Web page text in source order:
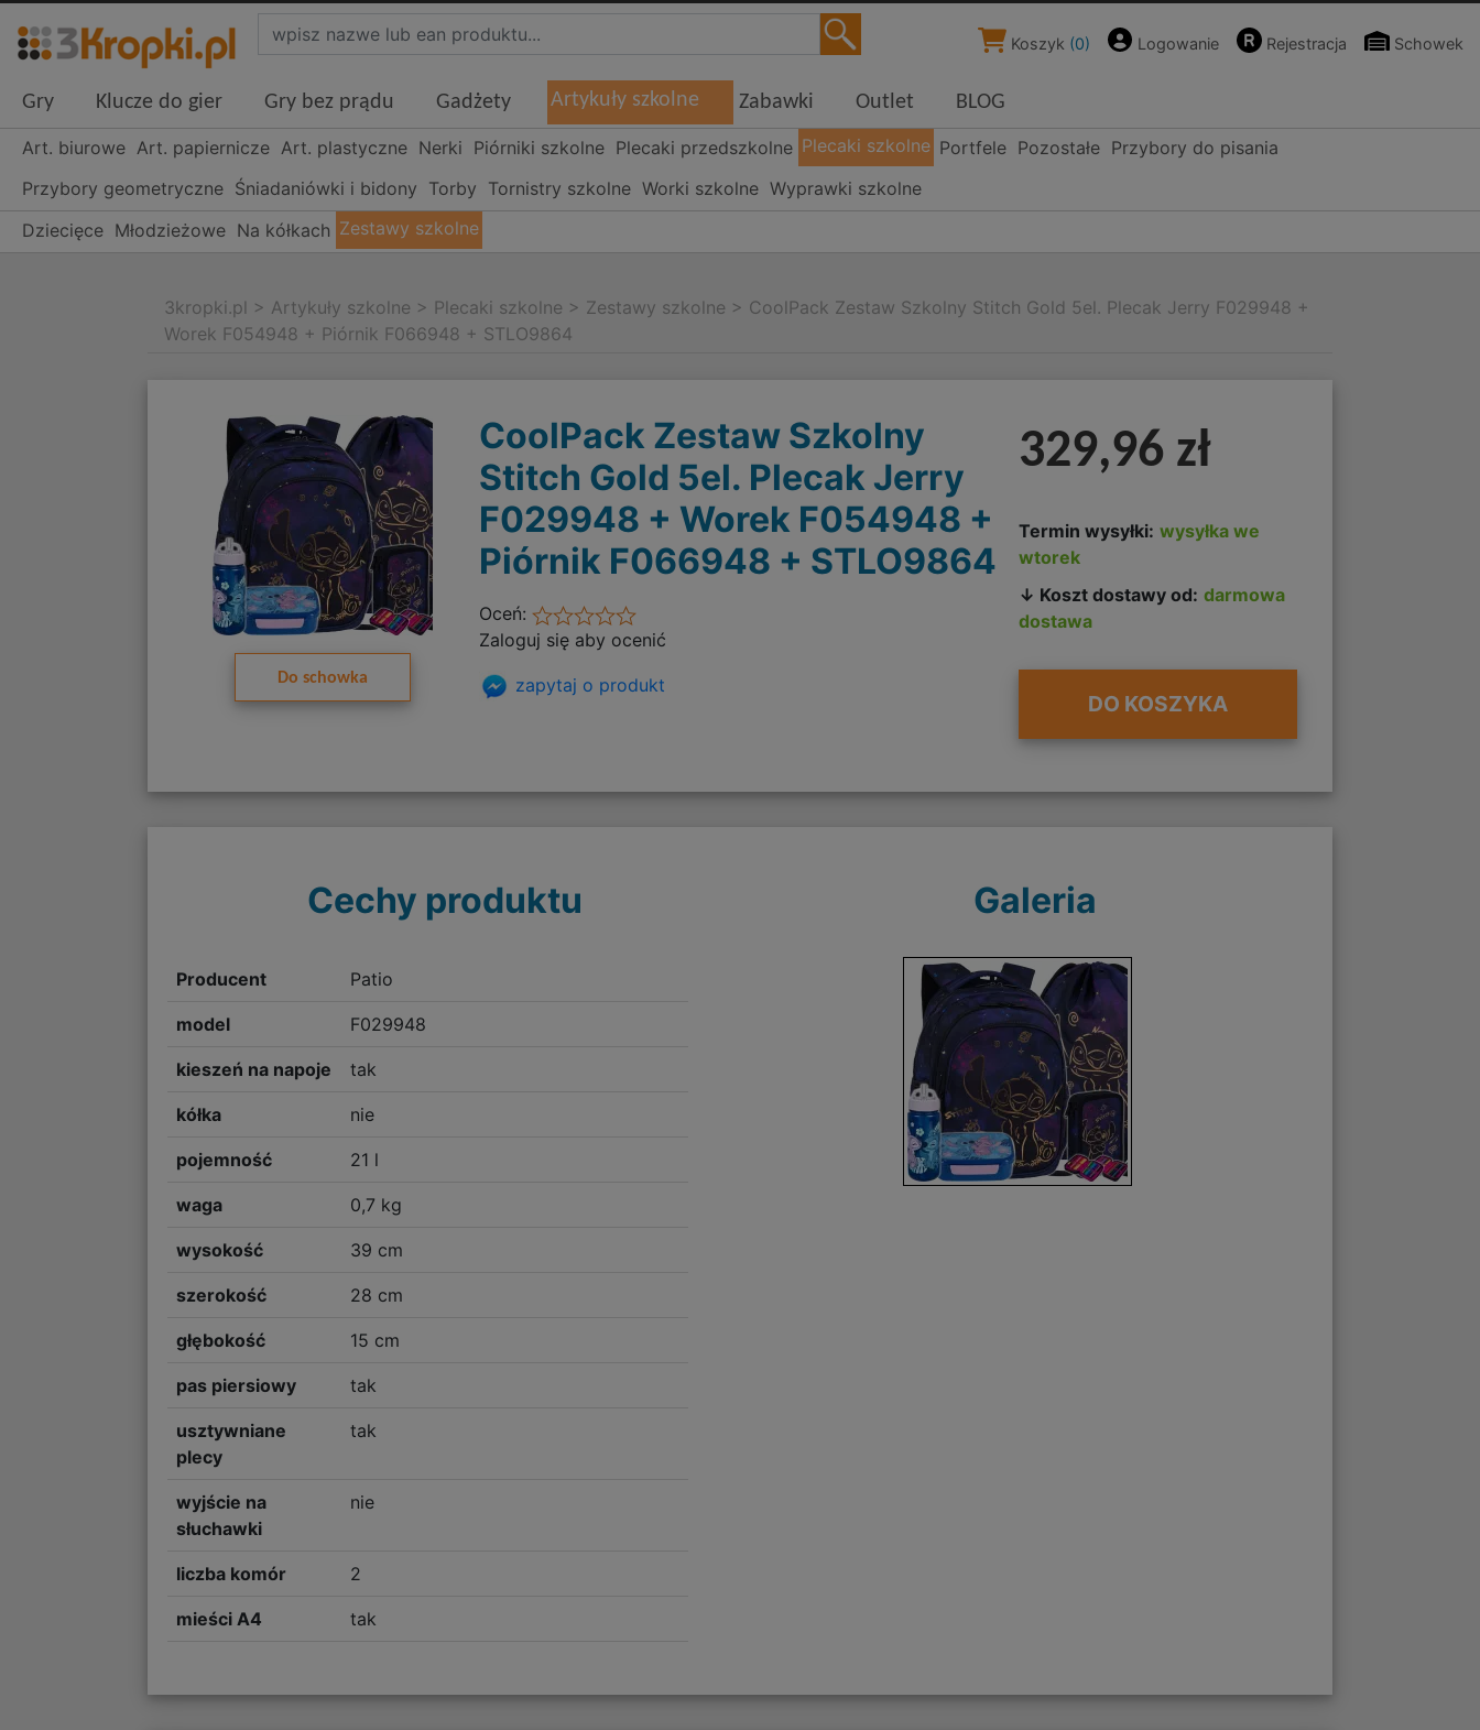
Koszyk (0) Logowanie Rejestracja Schowek
Gry Klucze do gier Gry bez prądu Gadżety Artykuły szkolne Zabawki Outlet BLOG
Art. biurowe Art. papiernicze Art. plastyczne Nerki Piórniki szkolne Plecaki przedszkolne Plecaki szkolne Portfele Pozostałe Przybory do pisania
Przybory geometryczne Śniadaniówki i bidony Torby Tornistry szkolne Worki szkolne Wyprawki szkolne
Dziecięce Młodzieżowe Na kółkach Zestawy szkolne
3kropki.pl > Artykuły szkolne > Plecaki szkolne > Zestawy szkolne > CoolPack Zestaw Szkolny Stitch Gold 5el. Plecak Jerry F029948 +
Worek F054948 + Piórnik F066948 + STLO9864
Do schowka
CoolPack Zestaw Szkolny
Stitch Gold 5el. Plecak Jerry
F029948 + Worek F054948 +
Piórnik F066948 + STLO9864
Oceń:
Zaloguj się aby ocenić
zapytaj o produkt
329,96 zł
Termin wysyłki: wysyłka we
wtorek
↓ Koszt dostawy od: darmowa
dostawa
DO KOSZYKA
Cechy produktu
Producent Patio
model F029948
kieszeń na napoje tak
kółka nie
pojemność 21 l
waga 0,7 kg
wysokość 39 cm
szerokość 28 cm
głębokość 15 cm
pas piersiowy tak
usztywniane
plecy
tak
wyjście na
słuchawki
nie
liczba komór 2
mieści A4 tak
Galeria